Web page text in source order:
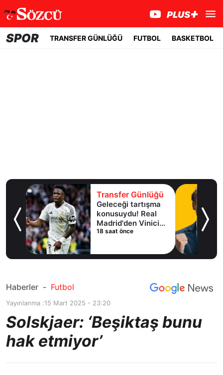
SPOR TRANSFER GÜNLÜĞÜ FUTBOL BASKETBOL
Transfer Günlüğü
Geleceği tartışma
konusuydu! Real
Madrid'den Vinicius
Junior kararı
18 saat önce
Haberler - Futbol
Yayınlanma :15 Mart 2025 - 23:20
Solskjaer: ‘Beşiktaş bunu
hak etmiyor’